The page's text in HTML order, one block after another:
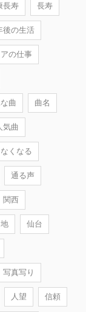
長寿 長寿
後の生活
の仕事
曲 曲名
気曲
くなる
通る声
関西
仙台
写真写り
人望 信頼